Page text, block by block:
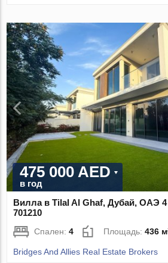
475 000 AED
в год
Вилла в Tilal Al Ghaf, Дубай, ОАЭ
701210
Спален:4 Площадь:436
Bridges And Allies Real Estate Brokers